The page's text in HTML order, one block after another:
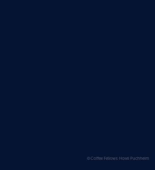
©Coffee Fellows Hotel Puchheim